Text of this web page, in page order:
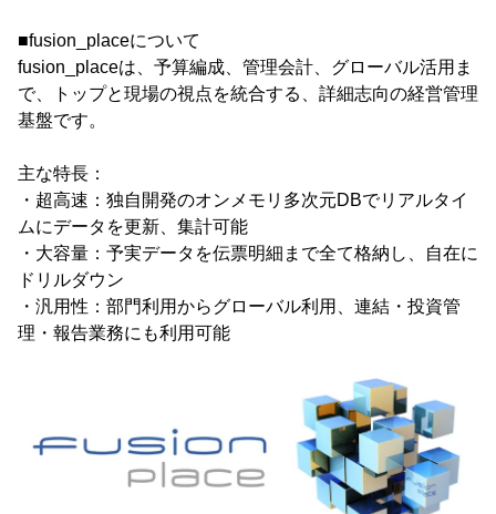
■fusion_placeについて
fusion_placeは、予算編成、管理会計、グローバル活用ま
で、トップと現場の視点を統合する、詳細志向の経営管理
基盤です。
主な特長：
・超高速：独自開発のオンメモリ多次元DBでリアルタイ
ムにデータを更新、集計可能
・大容量：予実データを伝票明細まで全て格納し、自在に
ドリルダウン
・汎用性：部門利用からグローバル利用、連結・投資管
理・報告業務にも利用可能